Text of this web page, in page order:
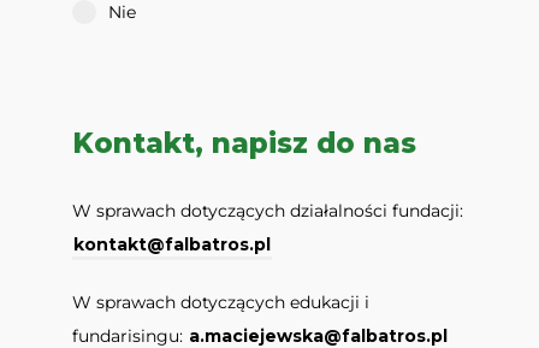
Nie
Kontakt, napisz do nas
W sprawach dotyczących działalności fundacji:
kontakt@falbatros.pl
W sprawach dotyczących edukacji i
fundarisingu: a.maciejewska@falbatros.pl